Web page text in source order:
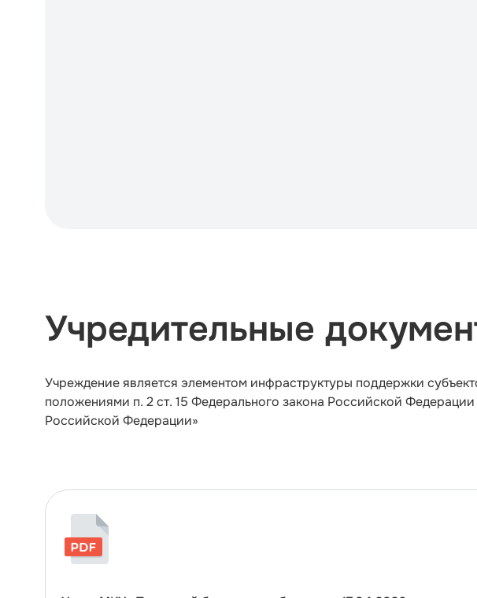
Учредительные
Учреждение является элементом инфраструктуры поддержки
положениями п. 2 ст. 15 Федерального закона Российской
Российской Федерации»